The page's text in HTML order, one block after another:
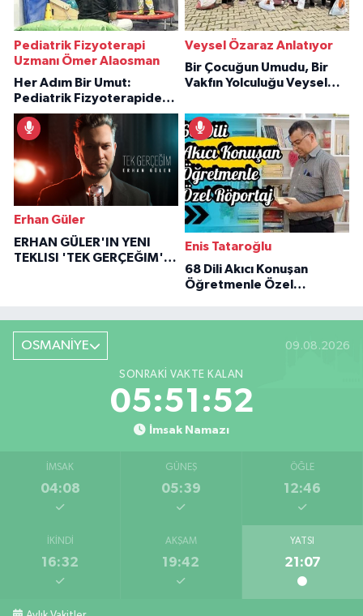
Pediatrik Fizyoterapi
Uzmanı Ömer Alaosman
Her Adım Bir Umut:
Pediatrik Fizyoterapiden
İlham Veren Hikâyeler
Veysel Özaraz Anlatıyor
Bir Çocuğun Umudu, Bir
Vakfın Yolculuğu Veysel
Erhan Güler
ERHAN GÜLER'IN YENI
TEKLISI 'TEK GERÇEĞIM'LE
Enis Tataroğlu
68 Dili Akıcı Konuşan
Öğretmenle Özel
OSMANİYE 09.08.2026
SONRAKI VAKTE KALAN
05:51:51
İmsak Namazı
İMSAK
04:08
GÜNEŞ
05:39
ÖĞLE
12:46
İKINDI
16:32
AKŞAM
19:42
YATSI
21:07